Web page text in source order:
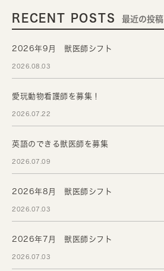
RECENT POSTS 最近の投稿
2026年9月 獣医師シフト
2026.08.03
愛玩動物看護師を募集！
2026.07.22
英語のできる獣医師を募集
2026.07.09
2026年8月 獣医師シフト
2026.07.03
2026年7月 獣医師シフト
2026.07.03